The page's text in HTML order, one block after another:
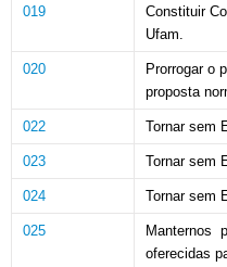
019 Constituir
Ufam.
020
Prorrogar o
proposta
022 Tornar sem
023 Tornar sem
024 Tornar sem
025
Manternos
oferecidas